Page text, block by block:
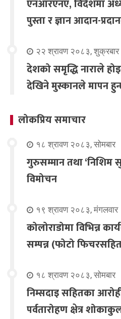
एनआरएनए, विदेशमा
पुस्ता र ज्ञान आदान-
२२ श्रावण २०८३, शुक्रबार
देशको समृद्धि नाराले
देखिने मुस्कानले मापन
लोकप्रिय समाचार
१८ श्रावण २०८३, सोमबार
गुरुसम्मान तथा ‘निशिम
विमोचन
१९ श्रावण २०८३, मंगलवार
कोलोराडोमा विभिन्न
सम्पन्न (फोटो
१८ श्रावण २०८३, सोमबार
निम्सदाइ सहितका
पर्वतारोहण क्षेत्र